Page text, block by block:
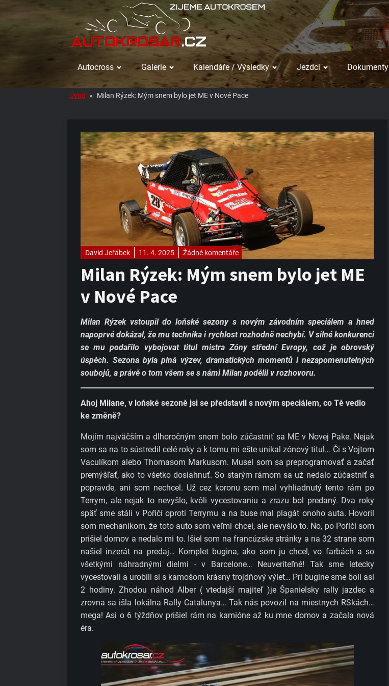
Autocross Galerie Kalendáře / Výsledky Jezdci Dokumenty
Úvod » Milan Rýzek: Mým snem bylo jet ME v Nové Pace
David Jeřábek 11. 4. 2025 Žádné komentáře
Milan Rýzek: Mým snem bylo jet ME
v Nové Pace
Milan Rýzek vstoupil do loňské sezony s novým závodním speciálem a hned
napoprvé dokázal, že mu technika i rychlost rozhodně nechybí. V silné konkurenci
se mu podařilo vybojovat titul mistra Zóny střední Evropy, což je obrovský
úspěch. Sezona byla plná výzev, dramatických momentů i nezapomenutelných
soubojů, a právě o tom všem se s námi Milan podělil v rozhovoru.
Ahoj Milane, v loňské sezoně jsi se představil s novým speciálem, co Tě vedlo
ke změně?​
Mojím najväčším a dlhoročným snom bolo zúčastniť sa ME v Novej Pake. Nejak
som sa na to sústredil celé roky a k tomu mi ešte unikal zónový titul… Či s Vojtom
Vaculíkom alebo Thomasom Markusom. Musel som sa preprogramovať a začať
premýšľať, ako to všetko dosiahnuť. So starým rámom sa už nedalo zúčastniť a
popravde, ani som nechcel. Už cez koronu som mal vyhliadnutý tento rám po
Terrym, ale nejak to nevyšlo, kvôli vycestovaniu a zrazu bol predaný. Dva roky
späť sme stáli v Poříčí oproti Terrymu a na buse mal plagát onoho auta. Hovoril
som mechanikom, že toto auto som veľmi chcel, ale nevyšlo to. No, po Poříčí som
prišiel domov a nedalo mi to. Išiel som na francúzske stránky a na 32 strane som
našiel inzerát na predaj… Komplet bugina, ako som ju chcel, vo farbách a so
všetkými náhradnými dielmi - v Barcelone… Neuveriteľné! Tak sme letecky
vycestovali a urobili si s kamošom krásny trojdňový výlet… Pri bugine sme boli asi
2 hodiny. Zhodou náhod Alber ( vtedajší majiteľ )je Španielsky rally jazdec a
zrovna sa išla lokálna Rally Catalunya… Tak nás povozil na miestnych RSkách…
mega! Asi o 6 týždňov prišiel rám na kamióne až ku mne domov a začala nová
éra.